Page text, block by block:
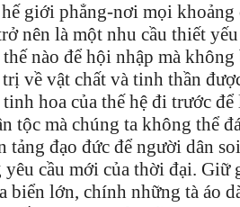
giới phẳng-nơi mọi
nên là một nhu cầu thiết
nào để hội nhập mà không
về vật chất và tinh thần
hoa của thế hệ đi trước để
tộc mà chúng ta không thể
đạo đức để người dân
cầu mới của thời đại. Giữ
biển lớn, chính những tà áo